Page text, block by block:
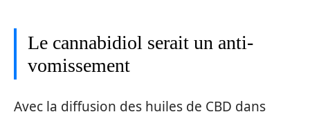
Le cannabidiol serait un anti-
vomissement
Avec la diffusion des huiles de CBD dans